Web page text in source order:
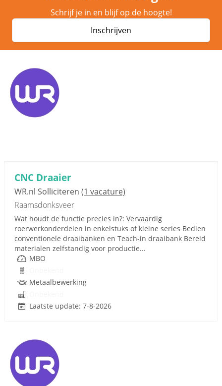
Schrijf je in en blijf op de hoogte!
Inschrijven
CNC Draaier
WR.nl Solliciteren (1 vacature)
Raamsdonksveer
Wat houdt de functie precies in?: Vervaardig
roerwerkonderdelen in enkelstuks of kleine series Bedien
conventionele draaibanken en Teach-in draaibank Bereid
materialen zelfstandig voor productie...
MBO
Metaalbewerking
Laatste update: 7-8-2026